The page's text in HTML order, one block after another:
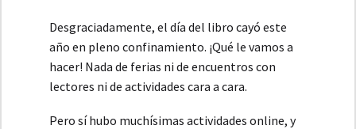
Desgraciadamente, el día del libro cayó este
año en pleno confinamiento. ¡Qué le vamos a
hacer! Nada de ferias ni de encuentros con
lectores ni de actividades cara a cara.
Pero sí hubo muchísimas actividades online, y